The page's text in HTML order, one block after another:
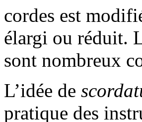
cordes est
élargi ou réduit.
sont nombreux
L’idée de
pratique des